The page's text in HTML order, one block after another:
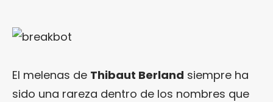
El melenas de Thibaut Berland siempre ha
sido una rareza dentro de los nombres que